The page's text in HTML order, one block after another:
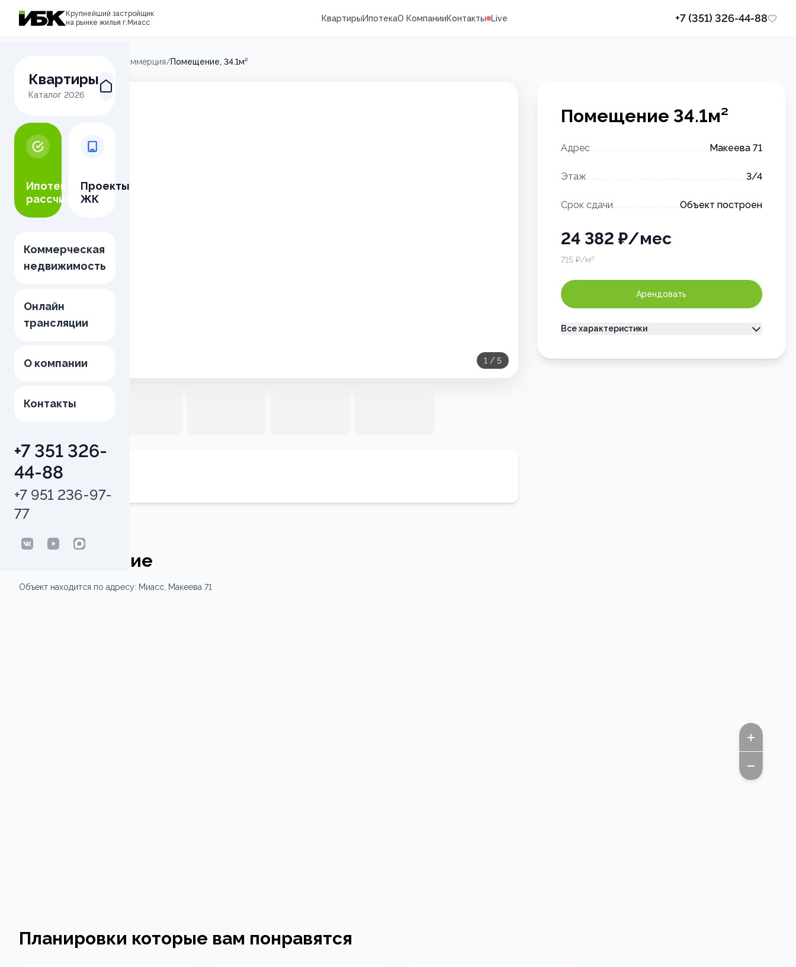
Крупнейший застройщик
на рынке жилья г.Миасс
КвартирыИпотекаО КомпанииКонтакты Live +7 (351) 326-44-88
Квартиры
Каталог 2026
Ипотека
рассчитать
Проекты
ЖК
Коммерческая
недвижимость
Онлайн
трансляции
О компании
Контакты
+7 351 326-
44-88
+7 951 236-97-
77
Коммерция/Помещение, 34.1м²
1 / 5
Общая площадь
34.1
м²
Помещение 34.1м²
Адрес Макеева 71
Этаж 3/4
Срок сдачи Объект построен
24 382 ₽/мес
715 ₽/м²
Арендовать
Все характеристики
Категория помещения
Свободного назначения
Расположение
Объект находится по адресу: Миасс, Макеева 71
Планировки которые вам понравятся